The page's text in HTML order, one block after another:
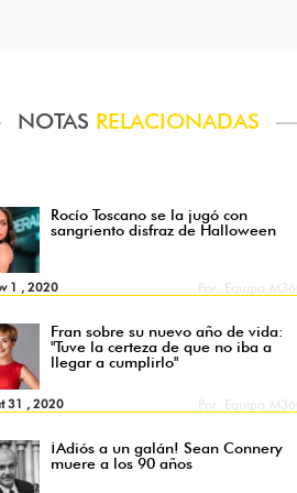
NOTAS RELACIONADAS
Rocío Toscano se la jugó con
sangriento disfraz de Halloween
1 , 2020
Fran sobre su nuevo año de vida:
"Tuve la certeza de que no iba a
llegar a cumplirlo"
31 , 2020
¡Adiós a un galán! Sean Connery
muere a los 90 años